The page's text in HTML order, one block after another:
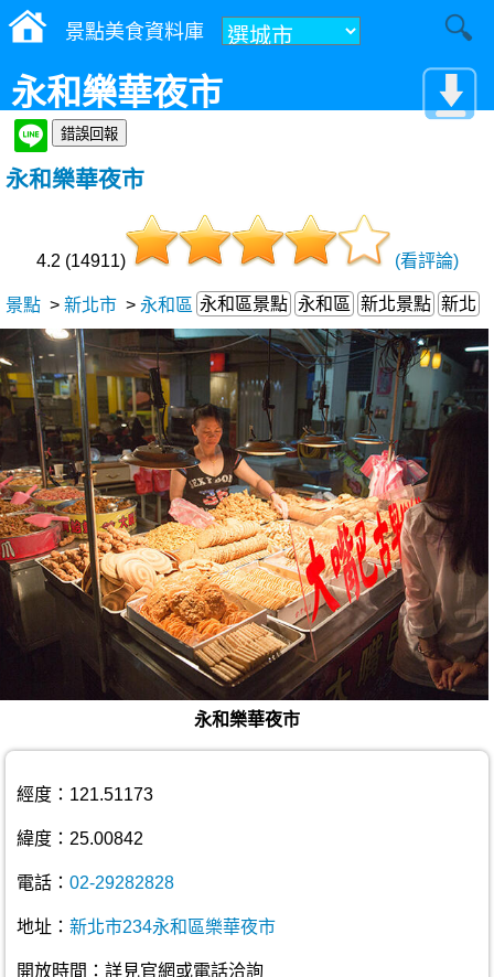
景點美食資料庫
永和樂華夜市
永和樂華夜市
4.2 (14911) (看評論)
景點 > 新北市 > 永和區 永和區景點 永和區 新北景點 新北
永和樂華夜市
經度：121.51173
緯度：25.00842
電話： 02-29282828
地址： 新北市234永和區樂華夜市
開放時間：詳見官網或電話洽詢